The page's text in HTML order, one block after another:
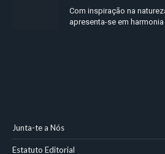
Com inspiração na
apresenta-se em
Junta-te a Nós
Estatuto Editorial